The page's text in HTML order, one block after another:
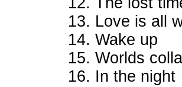
13. Love is all
14. Wake up
15. Worlds
16. In the night